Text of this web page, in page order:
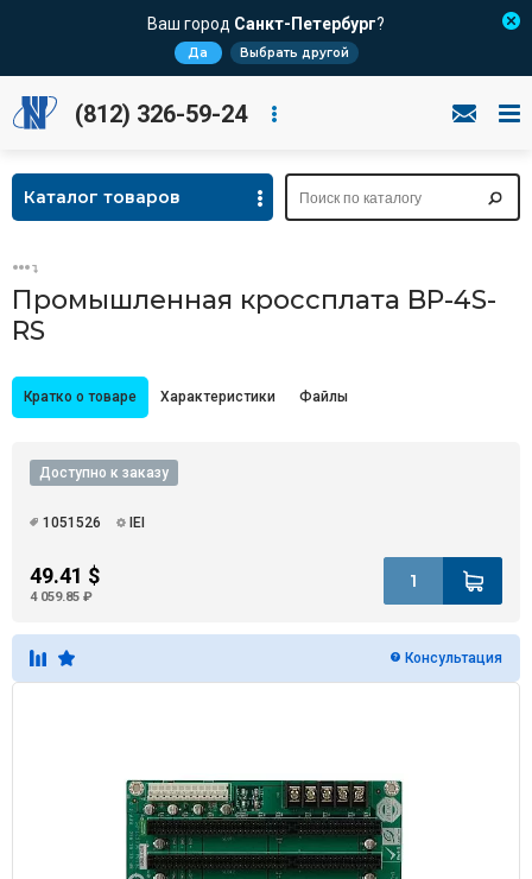
Ваш город Санкт-Петербург?
Да Выбрать другой
(812) 326-59-24
Каталог товаров
Промышленная кроссплата BP-4S-
RS
Кратко о товаре Характеристики Файлы
Доступно к заказу
1051526 IEI
49.41 $
4 059.85 ₽
Консультация